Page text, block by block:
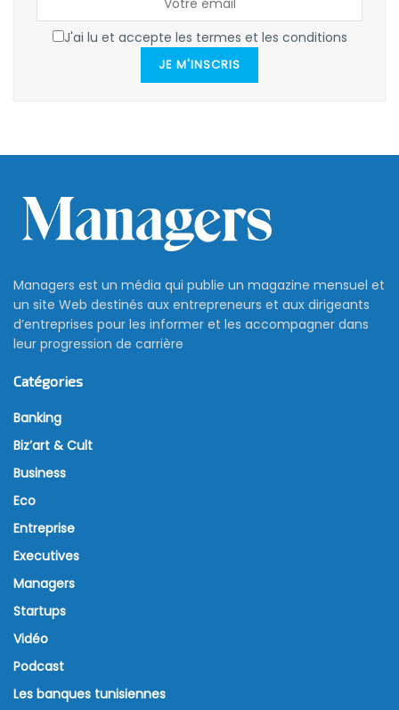
J'ai lu et accepte les termes et les conditions
JE M'INSCRIS
Managers est un média qui publie un magazine mensuel et
un site Web destinés aux entrepreneurs et aux dirigeants
d’entreprises pour les informer et les accompagner dans
leur progression de carrière
Catégories
Banking
Biz’art & Cult
Business
Eco
Entreprise
Executives
Managers
Startups
Vidéo
Podcast
Les banques tunisiennes